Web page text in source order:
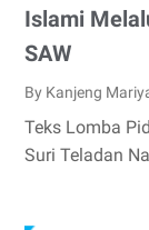
Islami
SAW
By Kanjeng
Teks Lomba
Suri Teladan